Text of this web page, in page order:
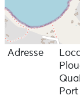
Adresse